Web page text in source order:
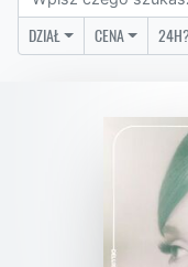
DZIAŁ CENA